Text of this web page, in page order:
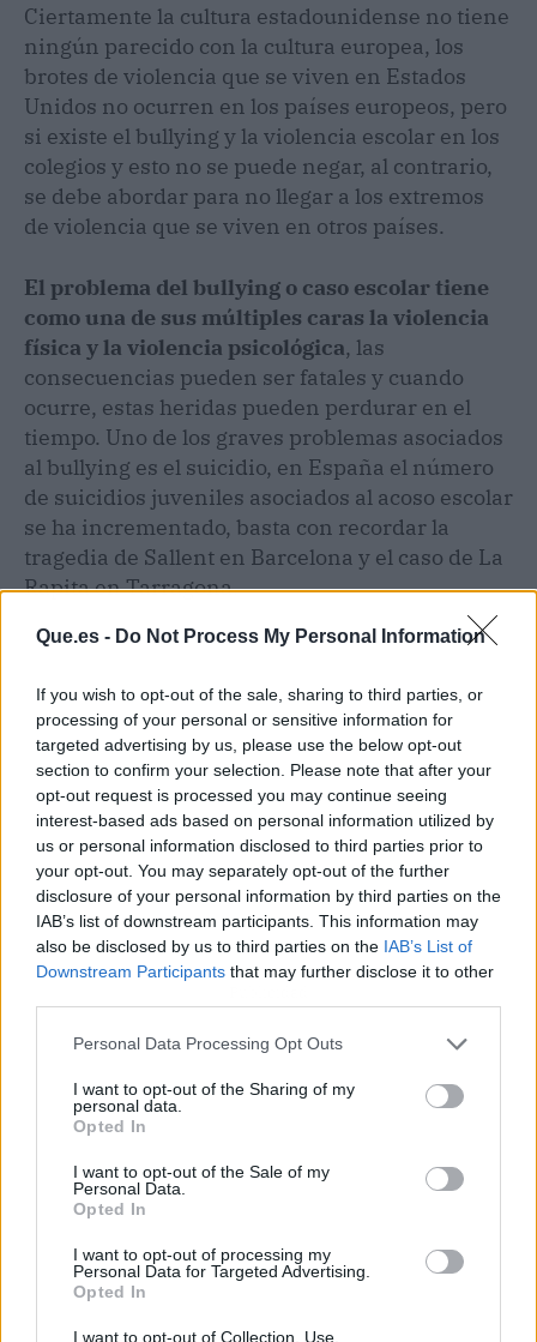
Que.es - Do Not Process My Personal Information
If you wish to opt-out of the sale, sharing to third parties, or
processing of your personal or sensitive information for
targeted advertising by us, please use the below opt-out
section to confirm your selection. Please note that after your
opt-out request is processed you may continue seeing
interest-based ads based on personal information utilized by
us or personal information disclosed to third parties prior to
your opt-out. You may separately opt-out of the further
disclosure of your personal information by third parties on the
IAB’s list of downstream participants. This information may
also be disclosed by us to third parties on the IAB’s List of
Downstream Participants that may further disclose it to other
Personal Data Processing Opt Outs
I want to opt-out of the Sharing of my
personal data.
Opted In
I want to opt-out of the Sale of my
Personal Data.
Opted In
I want to opt-out of processing my
Personal Data for Targeted Advertising.
Opted In
I want to opt-out of Collection, Use,
Ciertamente la cultura estadounidense no tiene
ningún parecido con la cultura europea, los
brotes de violencia que se viven en Estados
Unidos no ocurren en los países europeos, pero
si existe el bullying y la violencia escolar en los
colegios y esto no se puede negar, al contrario,
se debe abordar para no llegar a los extremos
de violencia que se viven en otros países.
El problema del bullying o caso escolar tiene
como una de sus múltiples caras la violencia
física y la violencia psicológica, las
consecuencias pueden ser fatales y cuando
ocurre, estas heridas pueden perdurar en el
tiempo. Uno de los graves problemas asociados
al bullying es el suicidio, en España el número
de suicidios juveniles asociados al acoso escolar
se ha incrementado, basta con recordar la
tragedia de Sallent en Barcelona y el caso de La
Rapita en Tarragona.